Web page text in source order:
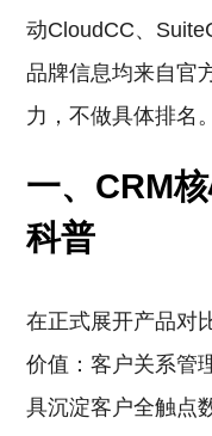
动CloudCC、
品牌信息均来自官
力，不做具体排名。
一、CRM
科普
在正式展开产品对
价值：客户关系管
具沉淀客户全触点